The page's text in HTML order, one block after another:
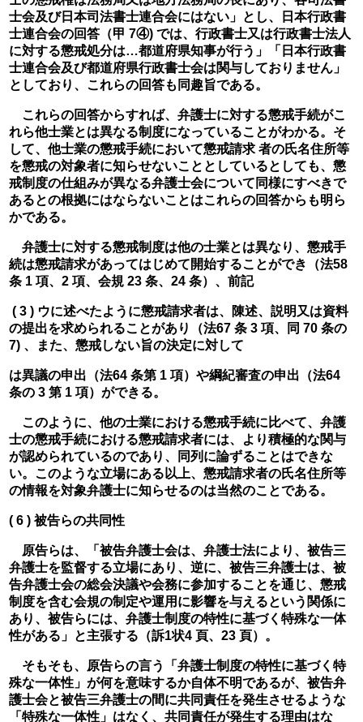
士会及び日本司法書士連合会にはない」とし、日本行政書
士連合会の回答（甲 7④) では、行政書士又は行政書士法人
に対する懲戒処分は…都道府県知事が行う」「日本行政書
士連合会及び都道府県行政書士会は関与しておりません」
としており、これらの回答も同趣旨である。
これらの回答からすれば、弁護士に対する懲戒手続がこ
れら他士業とは異なる制度になっていることがわかる。そ
して、他士業の懲戒手続において懲戒請求 者の氏名住所等
を懲戒の対象者に知らせないこととしているとしても、懲
戒制度の仕組みが異なる弁護士会について同様にすべきで
あるとの根拠にはならないことはこれらの回答からも明ら
かである。
弁護士に対する懲戒制度は他の士業とは異なり、懲戒手
続は懲戒請求があってはじめて開始することができ（法58
条 1 項、2 項、会規 23 条、24 条）、前記
の提出を求められることがあり（法67 条 3 項、同 70 条の
7) 、また、懲戒しない旨の決定に対して
は異議の申出（法64 条第 1 項）や綱紀審査の申出（法64
条の 3 第 1 項）ができる。
このように、他の士業における懲戒手続に比べて、弁護
士の懲戒手続における懲戒請求者には、より積極的な関与
が認められているのであり、同列に論ずることはできな
い。このような立場にある以上、懲戒請求者の氏名住所等
の情報を対象弁護士に知らせるのは当然のことである。
( 6 ) 被告らの共同性
原告らは、「被告弁護士会は、弁護士法により、被告三
弁護士を監督する立場にあり、逆に、被告三弁護士は、被
告弁護士会の総会決議や会務に参加することを通じ、懲戒
制度を含む会規の制定や運用に影響を与えるという関係に
あり、被告らには、弁護士制度の特性に基づく特殊な一体
性がある」と主張する（訴1状4 頁、23 頁）。
そもそも、原告らの言う「弁護士制度の特性に基づく特
殊な一体性」が何を意味するか自体不明であるが、被告弁
護士会と被告三弁護士の間に共同責任を発生させるような
「特殊な一体性」はなく、共同責任が発生する理由はな